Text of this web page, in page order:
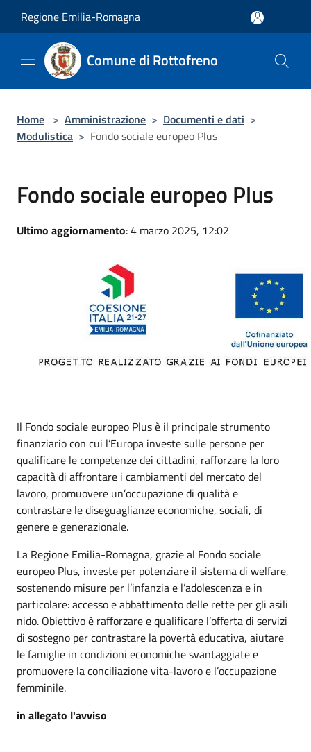
Regione Emilia-Romagna
Comune di Rottofreno
Home > Amministrazione > Documenti e dati >
Modulistica > Fondo sociale europeo Plus
Fondo sociale europeo Plus
Ultimo aggiornamento: 4 marzo 2025, 12:02
Il Fondo sociale europeo Plus è il principale strumento
finanziario con cui l’Europa investe sulle persone per
qualificare le competenze dei cittadini, rafforzare la loro
capacità di affrontare i cambiamenti del mercato del
lavoro, promuovere un’occupazione di qualità e
contrastare le diseguaglianze economiche, sociali, di
genere e generazionale.
La Regione Emilia-Romagna, grazie al Fondo sociale
europeo Plus, investe per potenziare il sistema di welfare,
sostenendo misure per l’infanzia e l’adolescenza e in
particolare: accesso e abbattimento delle rette per gli asili
nido. Obiettivo è rafforzare e qualificare l’offerta di servizi
di sostegno per contrastare la povertà educativa, aiutare
le famiglie in condizioni economiche svantaggiate e
promuovere la conciliazione vita-lavoro e l’occupazione
femminile.
in allegato l'avviso